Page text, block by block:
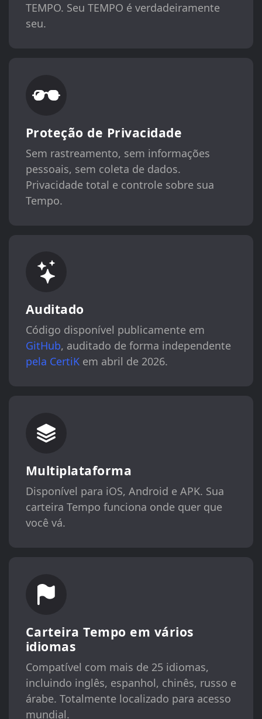
TEMPO. Seu TEMPO é verdadeiramente
seu.
Proteção de Privacidade
Sem rastreamento, sem informações
pessoais, sem coleta de dados.
Privacidade total e controle sobre sua
Tempo.
Auditado
Código disponível publicamente em
GitHub, auditado de forma independente
pela CertiKem abril de 2026.
Multiplataforma
Disponível para iOS, Android e APK. Sua
carteira Tempo funciona onde quer que
você vá.
Carteira Tempo em vários
idiomas
Compatível com mais de 25 idiomas,
incluindo inglês, espanhol, chinês, russo e
árabe. Totalmente localizado para acesso
mundial.